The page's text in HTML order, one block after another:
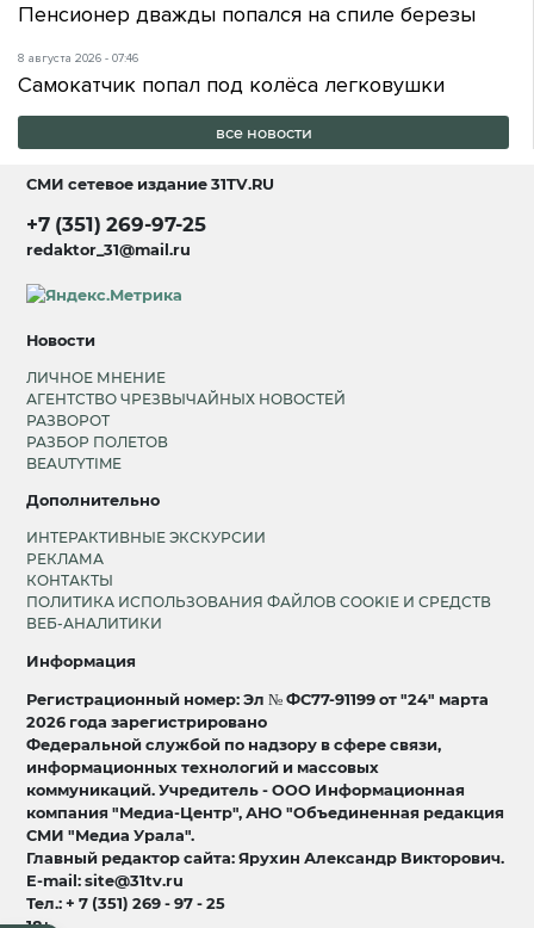
Пенсионер дважды попался на спиле березы
8 августа 2026 - 07:46
Самокатчик попал под колёса легковушки
все новости
СМИ сетевое издание31TV.RU
+7 (351) 269-97-25
redaktor_31@mail.ru
Новости
ЛИЧНОЕ МНЕНИЕ
АГЕНТСТВО ЧРЕЗВЫЧАЙНЫХ НОВОСТЕЙ
РАЗВОРОТ
РАЗБОР ПОЛЕТОВ
BEAUTYTIME
Дополнительно
ИНТЕРАКТИВНЫЕ ЭКСКУРСИИ
РЕКЛАМА
КОНТАКТЫ
ПОЛИТИКА ИСПОЛЬЗОВАНИЯ ФАЙЛОВ COOKIE И СРЕДСТВ
ВЕБ-АНАЛИТИКИ
Информация
Регистрационный номер: Эл № ФС77-91199 от "24" марта
2026 года зарегистрировано
Федеральной службой по надзору в сфере связи,
информационных технологий и массовых
коммуникаций. Учредитель - ООО Информационная
компания "Медиа-Центр", АНО "Объединенная редакция
СМИ "Медиа Урала".
Главный редактор сайта: Ярухин Александр Викторович.
E-mail: site@31tv.ru
Тел.: + 7 (351) 269 - 97 - 25